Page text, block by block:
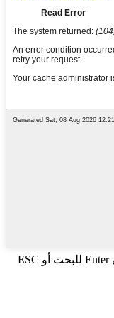
اضغط على Enter للبحث أو ESC